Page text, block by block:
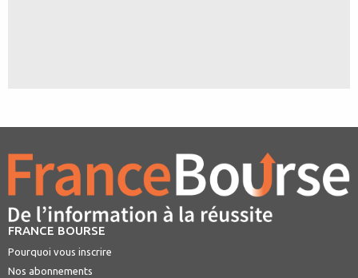
FRANCE BOURSE
Pourquoi vous inscrire
Nos abonnements